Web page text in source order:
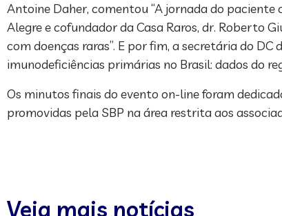
Antoine Daher, comentou “A jornada do paciente
Alegre e cofundador da Casa Raros, dr. Roberto
com doenças raras”. E por fim, a secretária do
imunodeficiências primárias no Brasil: dados do
Os minutos finais do evento on-line foram
promovidas pela SBP na área restrita aos
Veja mais notícias